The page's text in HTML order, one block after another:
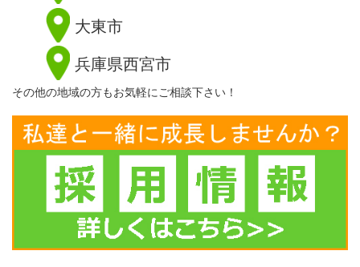
大東市
兵庫県西宮市
その他の地域の方もお気軽にご相談下さい！